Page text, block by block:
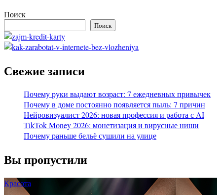
Поиск
Поиск
Свежие записи
Почему руки выдают возраст: 7 ежедневных привычек
Почему в доме постоянно появляется пыль: 7 причин
Нейровизуалист 2026: новая профессия и работа с AI
TikTok Money 2026: монетизация и вирусные ниши
Почему раньше бельё сушили на улице
Вы пропустили
Красота